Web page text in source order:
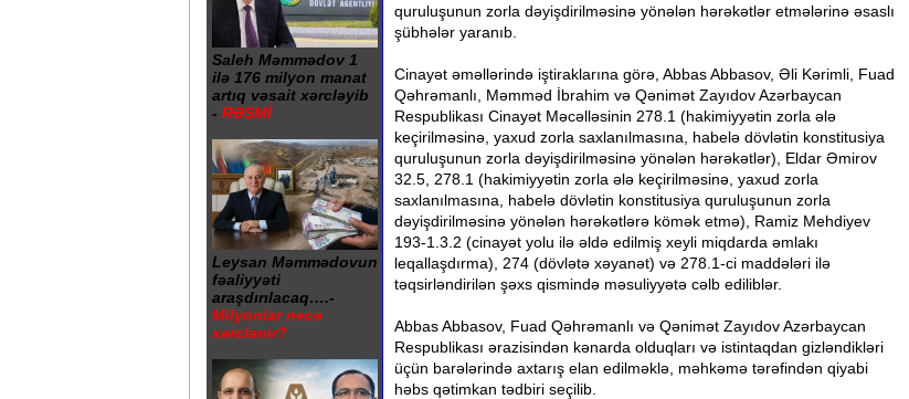
Saleh Məmmədov 1
ilə 176 milyon manat
artıq vəsait xərcləyib
- RƏSMİ
Leysan Məmmədovun
fəaliyyəti
araşdırılacaq….-
Milyonlar necə
xərclənir?
quruluşunun zorla dəyişdirilməsinə yönələn hərəkətlər etmələrinə əsaslı
şübhələr yaranıb.
Cinayət əməllərində iştiraklarına görə, Abbas Abbasov, Əli Kərimli, Fuad
Qəhrəmanlı, Məmməd İbrahim və Qənimət Zayıdov Azərbaycan
Respublikası Cinayət Məcəlləsinin 278.1 (hakimiyyətin zorla ələ
keçirilməsinə, yaxud zorla saxlanılmasına, habelə dövlətin konstitusiya
quruluşunun zorla dəyişdirilməsinə yönələn hərəkətlər), Eldar Əmirov
32.5, 278.1 (hakimiyyətin zorla ələ keçirilməsinə, yaxud zorla
saxlanılmasına, habelə dövlətin konstitusiya quruluşunun zorla
dəyişdirilməsinə yönələn hərəkətlərə kömək etmə), Ramiz Mehdiyev
193-1.3.2 (cinayət yolu ilə əldə edilmiş xeyli miqdarda əmlakı
leqallaşdırma), 274 (dövlətə xəyanət) və 278.1-ci maddələri ilə
təqsirləndirilən şəxs qismində məsuliyyətə cəlb ediliblər.
Abbas Abbasov, Fuad Qəhrəmanlı və Qənimət Zayıdov Azərbaycan
Respublikası ərazisindən kənarda olduqları və istintaqdan gizləndikləri
üçün barələrində axtarış elan edilməklə, məhkəmə tərəfindən qiyabi
həbs qətimkan tədbiri seçilib.